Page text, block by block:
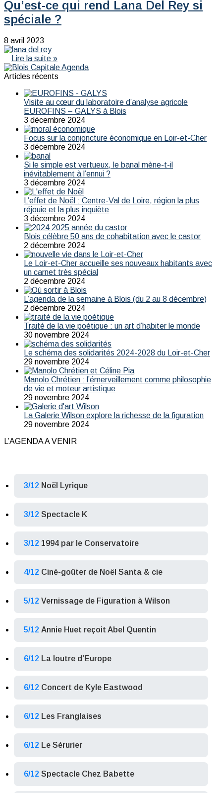
Qu’est-ce qui rend Lana Del Rey si
spéciale ?
8 avril 2023
Lire la suite »
Articles récents
Visite au cœur du laboratoire d’analyse agricole
EUROFINS – GALYS à Blois
3 décembre 2024
Focus sur la conjoncture économique en Loir-et-Cher
3 décembre 2024
Si le simple est vertueux, le banal mène-t-il
inévitablement à l’ennui ?
3 décembre 2024
L’effet de Noël : Centre-Val de Loire, région la plus
réjouie et la plus inquiète
3 décembre 2024
Blois célèbre 50 ans de cohabitation avec le castor
2 décembre 2024
Le Loir-et-Cher accueille ses nouveaux habitants avec
un carnet très spécial
2 décembre 2024
L’agenda de la semaine à Blois (du 2 au 8 décembre)
2 décembre 2024
Traité de la vie poétique : un art d’habiter le monde
30 novembre 2024
Le schéma des solidarités 2024-2028 du Loir-et-Cher
29 novembre 2024
Manolo Chrétien : l’émerveillement comme philosophie
de vie et moteur artistique
29 novembre 2024
La Galerie Wilson explore la richesse de la figuration
29 novembre 2024
L’AGENDA A VENIR
3/12 Noël Lyrique
3/12 Spectacle K
3/12 1994 par le Conservatoire
4/12 Ciné-goûter de Noël Santa & cie
5/12 Vernissage de Figuration à Wilson
5/12 Annie Huet reçoit Abel Quentin
6/12 La loutre d’Europe
6/12 Concert de Kyle Eastwood
6/12 Les Franglaises
6/12 Le Sérurier
6/12 Spectacle Chez Babette